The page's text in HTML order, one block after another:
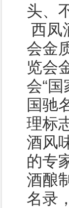
头、
西凤
会金
览会
会“国
国驰
理标
酒风
的专
酒酿
名录